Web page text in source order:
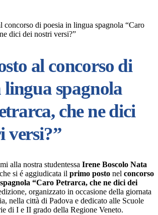
concorso di poesia in lingua spagnola “Caro
dici dei nostri versi?”
al concorso di
lingua spagnola
che ne dici
versi?”
alla nostra studentessa Irene Boscolo Nata
si é aggiudicata il primo posto nel concorso
“Caro Petrarca, che ne dici dei
organizzato in occasione della giornata
nella città di Padova e dedicato alle Scuole
di I e II grado della Regione Veneto.